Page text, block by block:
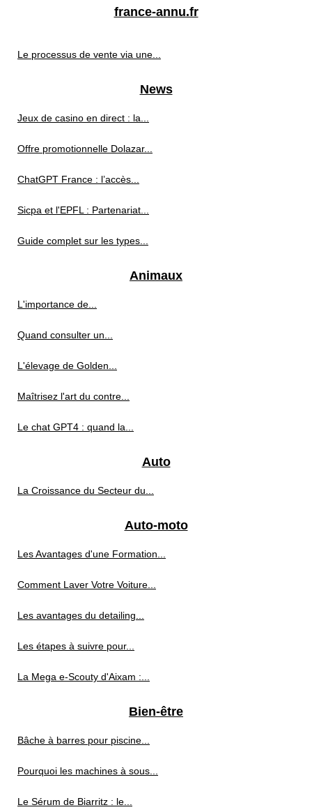
france-annu.fr
Le processus de vente via une...
News
Jeux de casino en direct : la...
Offre promotionnelle Dolazar...
ChatGPT France : l’accès...
Sicpa et l'EPFL : Partenariat...
Guide complet sur les types...
Animaux
L'importance de...
Quand consulter un...
L'élevage de Golden...
Maîtrisez l'art du contre...
Le chat GPT4 : quand la...
Auto
La Croissance du Secteur du...
Auto-moto
Les Avantages d'une Formation...
Comment Laver Votre Voiture...
Les avantages du detailing...
Les étapes à suivre pour...
La Mega e-Scouty d'Aixam :...
Bien-être
Bâche à barres pour piscine...
Pourquoi les machines à sous...
Le Sérum de Biarritz : le...